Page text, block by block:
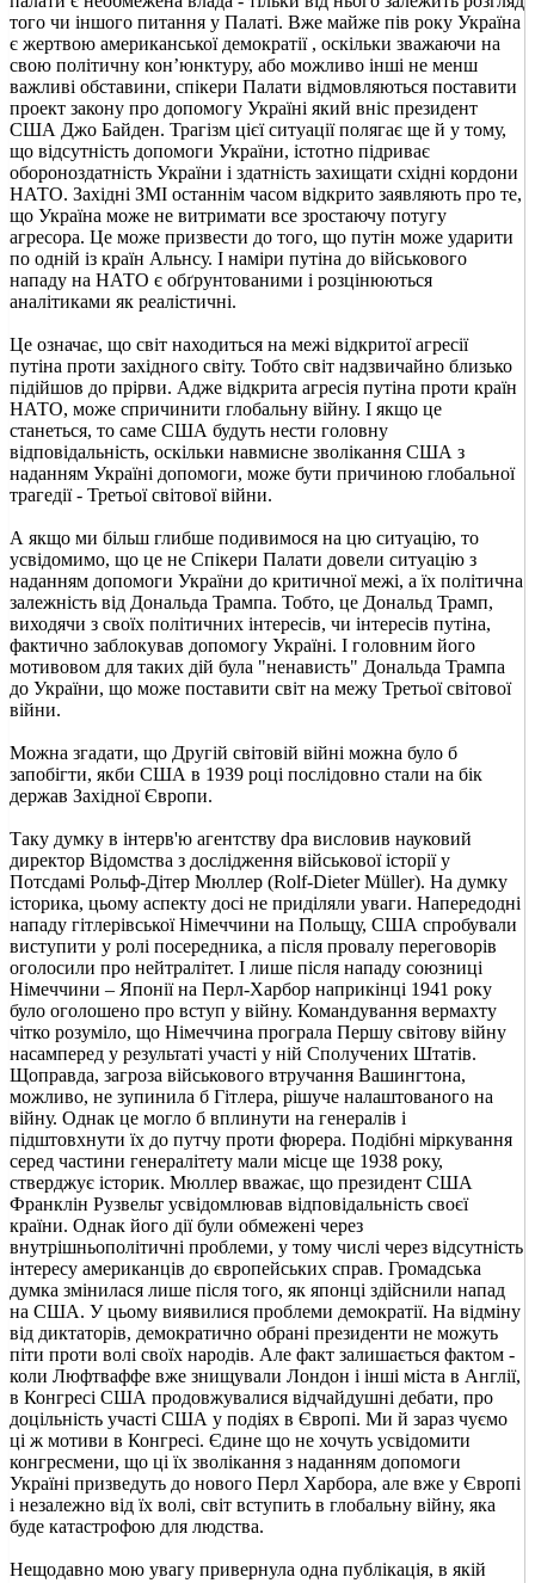
того чи іншого питання у Палаті. Вже майже пів року Україна
є жертвою американської демократії , оскільки зважаючи на
свою політичну кон’юнктуру, або можливо інші не менш
важливі обставини, спікери Палати відмовляються поставити
проект закону про допомогу Україні який вніс президент
США Джо Байден. Трагізм цієї ситуації полягає ще й у тому,
що відсутність допомоги України, істотно підриває
обороноздатність України і здатність захищати східні кордони
НАТО. Західні ЗМІ останнім часом відкрито заявляють про те,
що Україна може не витримати все зростаючу потугу
агресора. Це може призвести до того, що путін може ударити
по одній із країн Альнсу. І наміри путіна до військового
нападу на НАТО є обґрунтованими і розцінюються
аналітиками як реалістичні.
Це означає, що світ находиться на межі відкритої агресії
путіна проти західного світу. Тобто світ надзвичайно близько
підійшов до прірви. Адже відкрита агресія путіна проти країн
НАТО, може спричинити глобальну війну. І якщо це
станеться, то саме США будуть нести головну
відповідальність, оскільки навмисне зволікання США з
наданням Україні допомоги, може бути причиною глобальної
трагедії - Третьої світової війни.
А якщо ми більш глибше подивимося на цю ситуацію, то
усвідомимо, що це не Спікери Палати довели ситуацію з
наданням допомоги України до критичної межі, а їх політична
залежність від Дональда Трампа. Тобто, це Дональд Трамп,
виходячи з своїх політичних інтересів, чи інтересів путіна,
фактично заблокував допомогу Україні. І головним його
мотивовом для таких дій була "ненависть" Дональда Трампа
до України, що може поставити світ на межу Третьої світової
війни.
Можна згадати, що Другій світовій війні можна було б
запобігти, якби США в 1939 році послідовно стали на бік
держав Західної Європи.
Таку думку в інтерв'ю агентству dpa висловив науковий
директор Відомства з дослідження військової історії у
Потсдамі Рольф-Дітер Мюллер (Rolf-Dieter Müller). На думку
історика, цьому аспекту досі не приділяли уваги. Напередодні
нападу гітлерівської Німеччини на Польщу, США спробували
виступити у ролі посередника, а після провалу переговорів
оголосили про нейтралітет. І лише після нападу союзниці
Німеччини – Японії на Перл-Харбор наприкінці 1941 року
було оголошено про вступ у війну. Командування вермахту
чітко розуміло, що Німеччина програла Першу світову війну
насамперед у результаті участі у ній Сполучених Штатів.
Щоправда, загроза військового втручання Вашингтона,
можливо, не зупинила б Гітлера, рішуче налаштованого на
війну. Однак це могло б вплинути на генералів і
підштовхнути їх до путчу проти фюрера. Подібні міркування
серед частини генералітету мали місце ще 1938 року,
стверджує історик. Мюллер вважає, що президент США
Франклін Рузвельт усвідомлював відповідальність своєї
країни. Однак його дії були обмежені через
внутрішньополітичні проблеми, у тому числі через відсутність
інтересу американців до європейських справ. Громадська
думка змінилася лише після того, як японці здійснили напад
на США. У цьому виявилися проблеми демократії. На відміну
від диктаторів, демократично обрані президенти не можуть
піти проти волі своїх народів. Але факт залишається фактом -
коли Люфтваффе вже знищували Лондон і інші міста в Англії,
в Конгресі США продовжувалися відчайдушні дебати, про
доцільність участі США у подіях в Європі. Ми й зараз чуємо
ці ж мотиви в Конгресі. Єдине що не хочуть усвідомити
конгресмени, що ці їх зволікання з наданням допомоги
Україні призведуть до нового Перл Харбора, але вже у Європі
і незалежно від їх волі, світ вступить в глобальну війну, яка
буде катастрофою для людства.
Нещодавно мою увагу привернула одна публікація, в якій